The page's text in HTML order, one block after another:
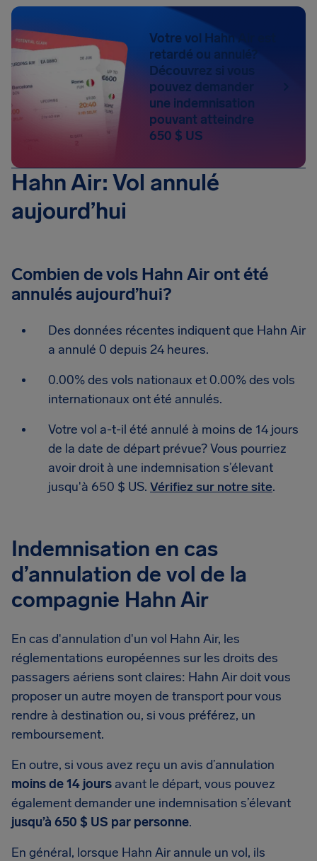
Votre vol Hahn Air est
retardé ou annulé?
Découvrez si vous
pouvez demander
une indemnisation
pouvant atteindre
650 $ US
Hahn Air: Vol annulé
aujourd’hui
Combien de vols Hahn Air ont été
annulés aujourd’hui?
Des données récentes indiquent que Hahn Air
a annulé 0 depuis 24 heures.
0.00% des vols nationaux et 0.00% des vols
internationaux ont été annulés.
Votre vol a-t-il été annulé à moins de 14 jours
de la date de départ prévue? Vous pourriez
avoir droit à une indemnisation s’élevant
jusqu'à 650 $ US. Vérifiez sur notre site.
Indemnisation en cas
d’annulation de vol de la
compagnie Hahn Air
En cas d'annulation d'un vol Hahn Air, les
réglementations européennes sur les droits des
passagers aériens sont claires: Hahn Air doit vous
proposer un autre moyen de transport pour vous
rendre à destination ou, si vous préférez, un
remboursement.
En outre, si vous avez reçu un avis d’annulation
moins de 14 jours avant le départ, vous pouvez
également demander une indemnisation s’élevant
jusqu’à 650 $ US par personne.
En général, lorsque Hahn Air annule un vol, ils